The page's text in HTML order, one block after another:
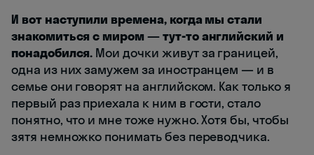
И вот наступили времена, когда мы стали
знакомиться с миром — тут-то английский и
понадобился. Мои дочки живут за границей,
одна из них замужем за иностранцем — и в
семье они говорят на английском. Как только я
первый раз приехала к ним в гости, стало
понятно, что и мне тоже нужно. Хотя бы, чтобы
зятя немножко понимать без переводчика.